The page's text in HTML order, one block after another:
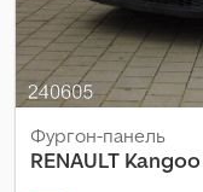
Фургон-панель
RENAULT